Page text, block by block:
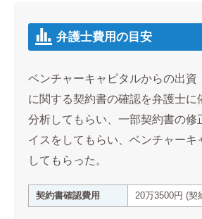
弁護士費用の目安
ベンチャーキャピタルからの出資
に関する契約書の確認を弁護士に
分析してもらい、一部契約書の修
イスをしてもらい、ベンチャーキ
してもらった。
契約書確認費用 20万3500円 (契